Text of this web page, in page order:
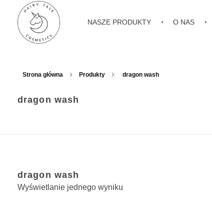
Hairy Tale Cosmetics
NASZE PRODUKTY O NAS
Strona główna Produkty dragon wash
dragon wash
dragon wash
Wyświetlanie jednego wyniku